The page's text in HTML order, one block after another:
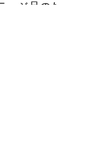
ジ品のた